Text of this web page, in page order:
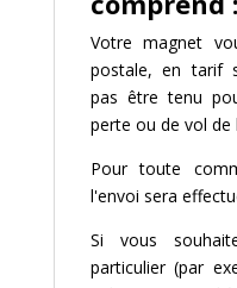
Votre magnet
postale, en tarif
pas être tenu
perte ou de vol de
Pour toute
l'envoi sera
Si vous
particulier (par